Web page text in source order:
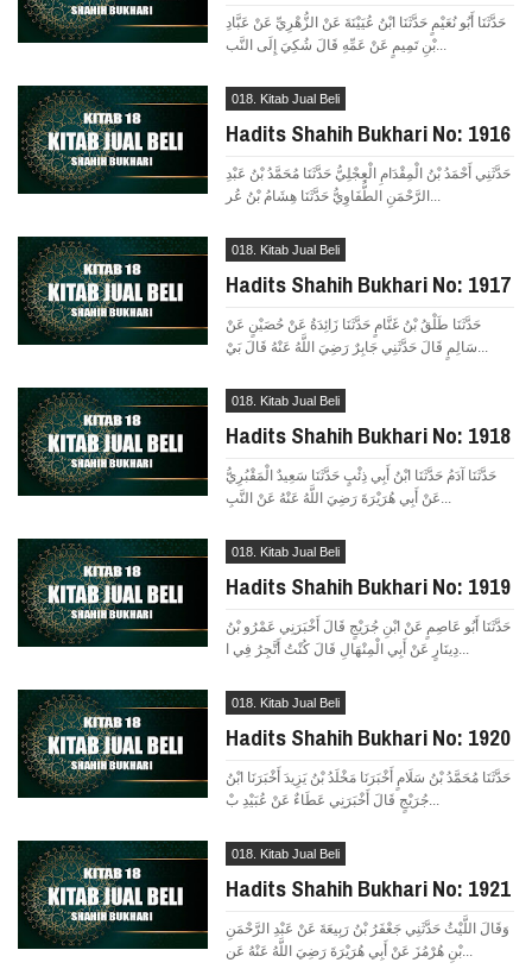
حَدَّثَنَا أَبُو نُعَيْمٍ حَدَّثَنَا ابْنُ عُيَيْنَةَ عَنْ الزُّهْرِيِّ عَنْ عَبَّادِ
بْنِ تَمِيمٍ عَنْ عَمِّهِ قَالَ شُكِيَ إِلَى النَّب...
018. Kitab Jual Beli
Hadits Shahih Bukhari No: 1916
حَدَّثَنِي أَحْمَدُ بْنُ الْمِقْدَامِ الْعِجْلِيُّ حَدَّثَنَا مُحَمَّدُ بْنُ عَبْدِ
الرَّحْمَنِ الطُّفَاوِيُّ حَدَّثَنَا هِشَامُ بْنُ عُر...
018. Kitab Jual Beli
Hadits Shahih Bukhari No: 1917
حَدَّثَنَا طَلْقُ بْنُ غَنَّامٍ حَدَّثَنَا زَائِدَةُ عَنْ حُصَيْنٍ عَنْ
سَالِمٍ قَالَ حَدَّثَنِي جَابِرٌ رَضِيَ اللَّهُ عَنْهُ قَالَ بَيْ...
018. Kitab Jual Beli
Hadits Shahih Bukhari No: 1918
حَدَّثَنَا آدَمُ حَدَّثَنَا ابْنُ أَبِي ذِئْبٍ حَدَّثَنَا سَعِيدٌ الْمَقْبُرِيُّ
عَنْ أَبِي هُرَيْرَةَ رَضِيَ اللَّهُ عَنْهُ عَنْ النَّبِ...
018. Kitab Jual Beli
Hadits Shahih Bukhari No: 1919
حَدَّثَنَا أَبُو عَاصِمٍ عَنْ ابْنِ جُرَيْجٍ قَالَ أَخْبَرَنِي عَمْرُو بْنُ
دِينَارٍ عَنْ أَبِي الْمِنْهَالِ قَالَ كُنْتُ أَتَّجِرُ فِي ا...
018. Kitab Jual Beli
Hadits Shahih Bukhari No: 1920
حَدَّثَنَا مُحَمَّدُ بْنُ سَلَامٍ أَخْبَرَنَا مَخْلَدُ بْنُ يَزِيدَ أَخْبَرَنَا ابْنُ
جُرَيْجٍ قَالَ أَخْبَرَنِي عَطَاءٌ عَنْ عُبَيْدِ بْ...
018. Kitab Jual Beli
Hadits Shahih Bukhari No: 1921
وَقَالَ اللَّيْثُ حَدَّثَنِي جَعْفَرُ بْنُ رَبِيعَةَ عَنْ عَبْدِ الرَّحْمَنِ
بْنِ هُرْمُزَ عَنْ أَبِي هُرَيْرَةَ رَضِيَ اللَّهُ عَنْهُ عَن...